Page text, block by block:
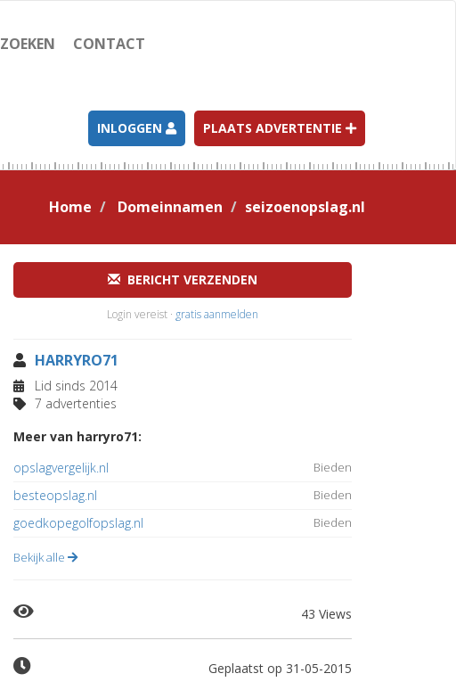
ZOEKEN CONTACT
INLOGGEN PLAATS ADVERTENTIE
Home Domeinnamen seizoenopslag.nl
BERICHT VERZENDEN
Login vereist · gratis aanmelden
HARRYRO71
Lid sinds 2014
7 advertenties
Meer van harryro71:
opslagvergelijk.nl
Bieden
besteopslag.nl Bieden
goedkopegolfopslag.nl Bieden
Bekijk alle
43 Views
Geplaatst op 31-05-2015